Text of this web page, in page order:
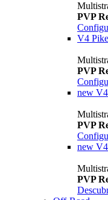
PVP
V4
PVP
new
PVP
new
PVP